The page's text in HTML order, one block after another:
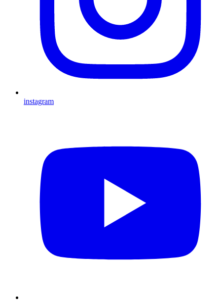
instagram